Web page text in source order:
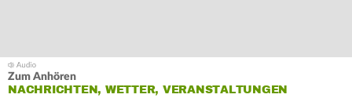
Zum Anhören
NACHRICHTEN, WETTER, VERANSTALTUNGEN